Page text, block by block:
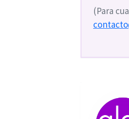
(Para